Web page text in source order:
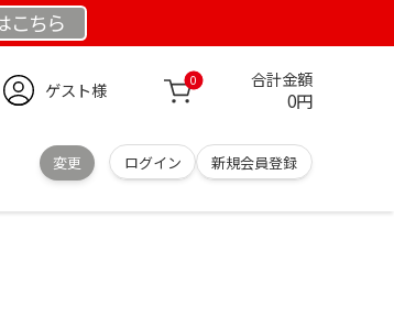
こちら
ゲスト様 0 合計金額
0円
変更 ログイン 新規会員登録